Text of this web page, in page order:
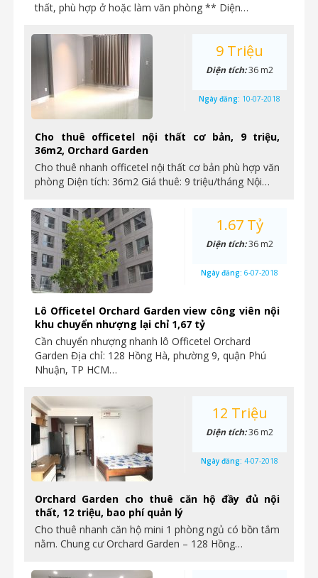
thất, phù hợp ở hoặc làm văn phòng ** Diện…
Cho thuê officetel nội thất cơ bản, 9 triệu,
36m2, Orchard Garden
Cho thuê nhanh officetel nội thất cơ bản phù hợp văn
phòng Diện tích: 36m2 Giá thuê: 9 triệu/tháng Nội…
9 Triệu
Diện tích:36 m2
Ngày đăng: 10-07-2018
Lô Officetel Orchard Garden view công viên nội
khu chuyển nhượng lại chỉ 1,67 tỷ
Cần chuyển nhượng nhanh lô Officetel Orchard
Garden Địa chỉ: 128 Hồng Hà, phường 9, quận Phú
Nhuận, TP HCM…
1.67 Tỷ
Diện tích:36 m2
Ngày đăng: 6-07-2018
Orchard Garden cho thuê căn hộ đầy đủ nội
thất, 12 triệu, bao phí quản lý
Cho thuê nhanh căn hộ mini 1 phòng ngủ có bồn tắm
nằm. Chung cư Orchard Garden – 128 Hồng…
12 Triệu
Diện tích:36 m2
Ngày đăng: 4-07-2018